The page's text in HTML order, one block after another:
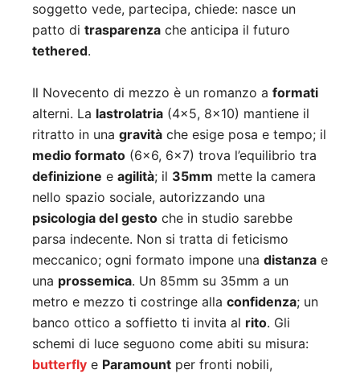
soggetto vede, partecipa, chiede: nasce un
patto di trasparenza che anticipa il futuro
tethered.
Il Novecento di mezzo è un romanzo a formati
alterni. La lastrolatria (4×5, 8×10) mantiene il
ritratto in una gravità che esige posa e tempo; il
medio formato (6×6, 6×7) trova l’equilibrio tra
definizione e agilità; il 35mm mette la camera
nello spazio sociale, autorizzando una
psicologia del gesto che in studio sarebbe
parsa indecente. Non si tratta di feticismo
meccanico; ogni formato impone una distanza e
una prossemica. Un 85mm su 35mm a un
metro e mezzo ti costringe alla confidenza; un
banco ottico a soffietto ti invita al rito. Gli
schemi di luce seguono come abiti su misura:
butterfly e Paramount per fronti nobili,